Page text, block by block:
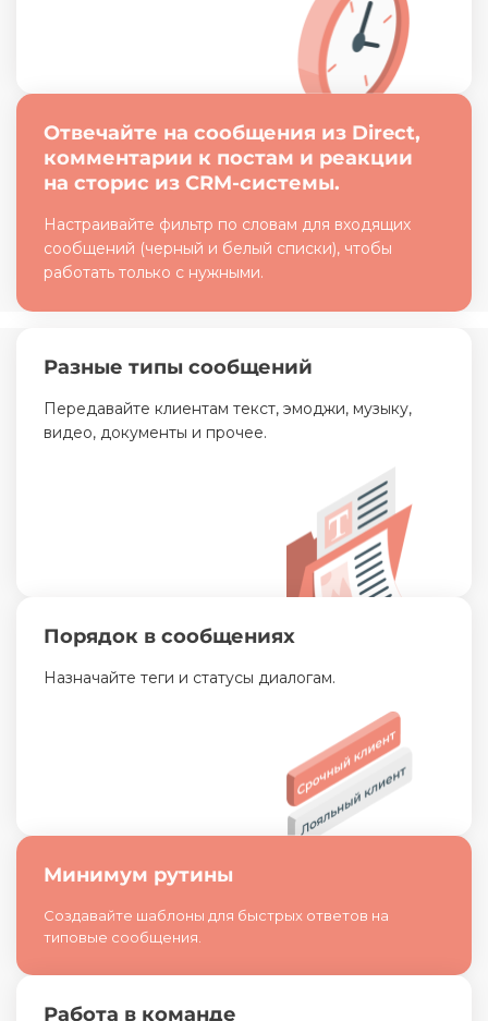
Отвечайте на сообщения из Direct,
комментарии к постам и реакции
на сторис из CRM-системы.
Настраивайте фильтр по словам для входящих
сообщений (черный и белый списки), чтобы
работать только с нужными.
Разные типы сообщений
Передавайте клиентам текст, эмоджи, музыку,
видео, документы и прочее.
Порядок в сообщениях
Назначайте теги и статусы диалогам.
Минимум рутины
Создавайте шаблоны для быстрых ответов на
типовые сообщения.
Работа в команде